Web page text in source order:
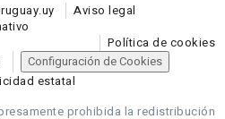
Aviso legal
Política de cookies
Configuración de Cookies
estatal
prohibida la redistribución